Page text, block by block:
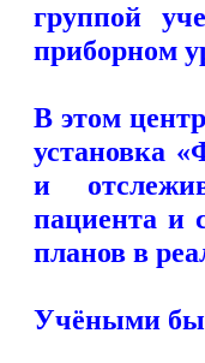
группой
приборном
В этом
установка
и
пациента и
планов в
Учёными